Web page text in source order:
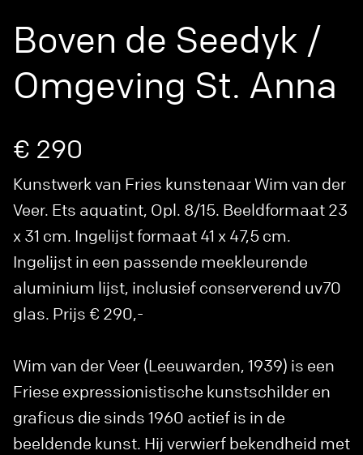
Boven de Seedyk /
Omgeving St. Anna
€ 290
Kunstwerk van Fries kunstenaar Wim van der
Veer. Ets aquatint, Opl. 8/15. Beeldformaat 23
x 31 cm. Ingelijst formaat 41 x 47,5 cm.
Ingelijst in een passende meekleurende
aluminium lijst, inclusief conserverend uv70
glas. Prijs € 290,-
Wim van der Veer (Leeuwarden, 1939) is een
Friese expressionistische kunstschilder en
graficus die sinds 1960 actief is in de
beeldende kunst. Hij verwierf bekendheid met